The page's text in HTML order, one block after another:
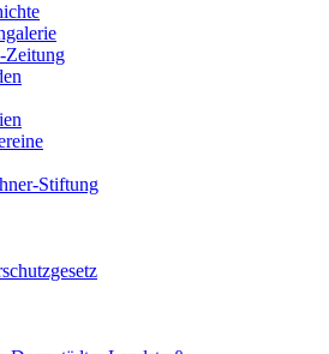
Zeitung
Stiftung